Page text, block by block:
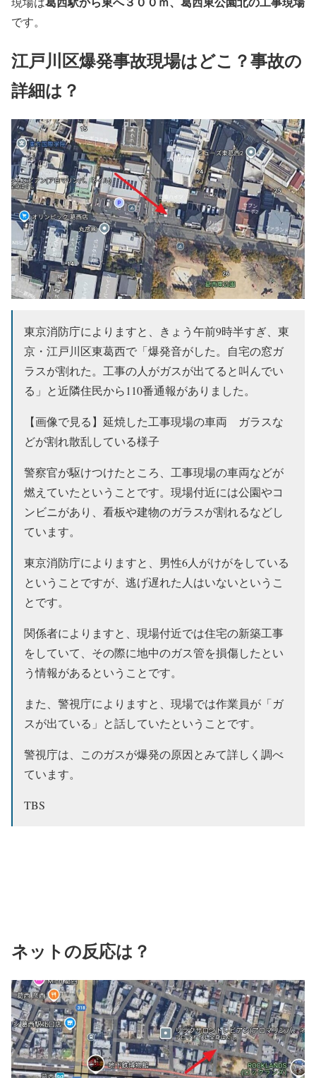
です。
江戸川区爆発事故現場はどこ？事故の
詳細は？
東京消防庁によりますと、きょう午前9時半すぎ、東
京・江戸川区東葛西で「爆発音がした。自宅の窓ガ
ラスが割れた。工事の人がガスが出てると叫んでい
る」と近隣住民から110番通報がありました。
【画像で見る】延焼した工事現場の車両 ガラスな
どが割れ散乱している様子
警察官が駆けつけたところ、工事現場の車両などが
燃えていたということです。現場付近には公園やコ
ンビニがあり、看板や建物のガラスが割れるなどし
ています。
東京消防庁によりますと、男性6人がけがをしている
ということですが、逃げ遅れた人はいないというこ
とです。
関係者によりますと、現場付近では住宅の新築工事
をしていて、その際に地中のガス管を損傷したとい
う情報があるということです。
また、警視庁によりますと、現場では作業員が「ガ
スが出ている」と話していたということです。
警視庁は、このガスが爆発の原因とみて詳しく調べ
ています。
TBS
ネットの反応は？